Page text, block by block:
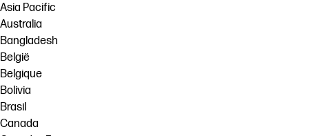
Asia Pacific
Australia
Bangladesh
België
Belgique
Bolivia
Brasil
Canada